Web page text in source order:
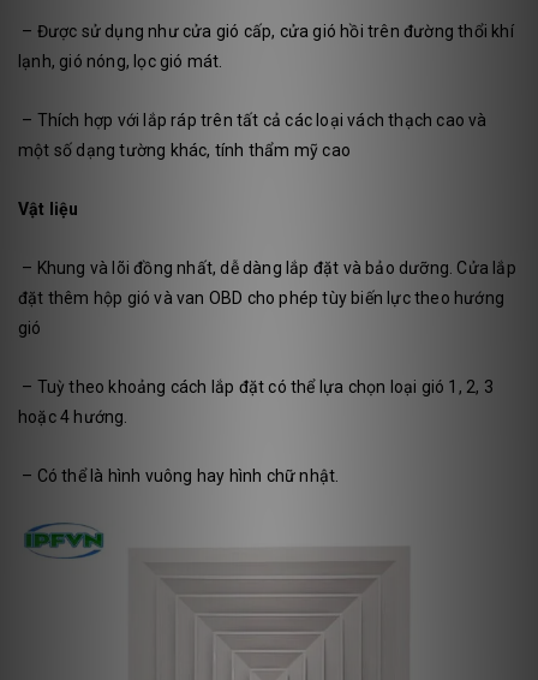
– Được sử dụng như cửa gió cấp, cửa gió hồi trên đường thổi khí
lạnh, gió nóng, lọc gió mát.
– Thích hợp với lắp ráp trên tất cả các loại vách thạch cao và
một số dạng tường khác, tính thẩm mỹ cao
Vật liệu
– Khung và lõi đồng nhất, dễ dàng lắp đặt và bảo dưỡng. Cửa lắp
đặt thêm hộp gió và van OBD cho phép tùy biến lực theo hướng
gió
– Tuỳ theo khoảng cách lắp đặt có thể lựa chọn loại gió 1, 2, 3
hoặc 4 hướng.
– Có thể là hình vuông hay hình chữ nhật.